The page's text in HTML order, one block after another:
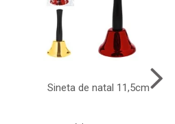
Sineta de natal 11,5cm